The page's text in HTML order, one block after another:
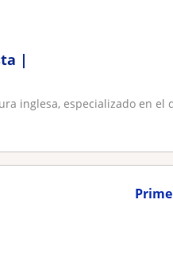
|
inglesa, especializado en el